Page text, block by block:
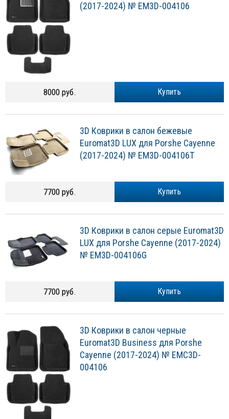
(2017-2024) № EM3D-004106
Купить
8000 руб.
3D Коврики в салон бежевые
Euromat3D LUX для Porshe Cayenne
(2017-2024) № EM3D-004106T
Купить
7700 руб.
3D Коврики в салон серые Euromat3D
LUX для Porshe Cayenne (2017-2024)
№ EM3D-004106G
Купить
7700 руб.
3D Коврики в салон черные
Euromat3D Business для Porshe
Cayenne (2017-2024) № EMC3D-
004106